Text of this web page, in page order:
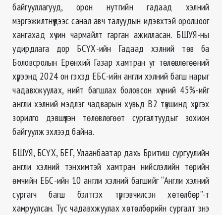
байгууллагууд, орон нутгийн гадаад хэлний
мэргэжилтнүүдээс санал авч талуудын идэвхтэй оролцоог
хангахад хүчин чармайлт гарган ажилласан. БШУЯ-ны
удирдлага дор БСҮХ-ийн Гадаад хэлний төв ба
Боловсролын Ерөнхий Газар хамтран уг төлөвлөгөөний
хүрээнд 2024 он гэхэд ЕБС-ийн англи хэлний багш нарыг
чадавхжуулах, нийт багшлах боловсон хүчний 45%-ийг
англи хэлний мэдлэг чадварын хувьд В2 түвшинд хүргэх
зорилго дэвшүүлэн төлөвлөгөөт сургалтуудыг зохион
байгуулж эхлээд байна.
БШУЯ, БСҮХ, БЕГ, Улаанбаатар дахь Бритиш сургуулийн
англи хэлний тэнхимтэй хамтран нийслэлийн төрийн
өмчийн ЕБС-ийн 10 англи хэлний багшийг “Англи хэлний
сургагч багш бэлтгэх түргэвчилсэн хөтөлбөр”-т
хамруулсан. Тус чадавхжуулах хөтөлбөрийн сургалт энэ